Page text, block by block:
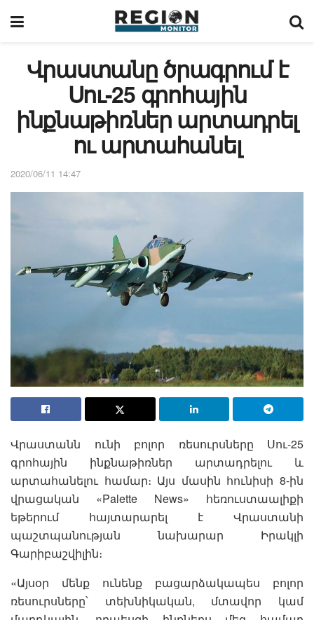
Վրաստանը ծրագրում է
Սու-25 գրոհային
ինքնաթիռներ արտադրել
ու արտահանել
2020/06/11 14:47
Վրաստանն ունի բոլոր ռեսուրսները Սու-25
գրոհային ինքնաթիռներ արտադրելու և
արտահանելու համար։ Այս մասին հունիսի 8-ին
վրացական «Palette News» հեռուստաալիքի
եթերում հայտարարել է Վրաստանի
պաշտպանության նախարար Իրակլի
Գարիբաշվիլին։
«Այսօր մենք ունենք բացարձակապես բոլոր
ռեսուրսները՝ տեխնիկական, մտավոր կամ